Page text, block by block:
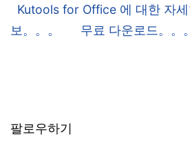
Kutools for Office 에 대한 자세
보。。。
무료 다운로드。。。
팔로우하기